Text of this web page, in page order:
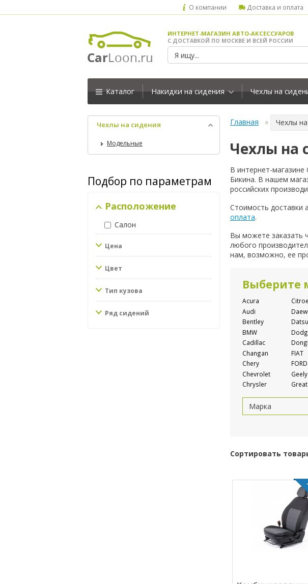
О компании Доставка и оплата
ИНТЕРНЕТ-МАГАЗИН АВТО-АКСЕССУАРОВ
С ДОСТАВКОЙ ПО МОСКВЕ И ВСЕЙ РОССИИ
Каталог Накидки на сидения Чехлы на
Чехлы на сидения
Модельные
Подбор по параметрам
Расположение
Салон
Цена
Цвет
Тип кузова
Ряд сидений
Главная Чехлы
Чехлы на
В интернет-
Бикина. В нашем
российских
Стоимость доставки
оплата.
Вы можете заказать
любого
нам, возможно, ее
Выберите
Acura
Audi
Bentley
BMW
Cadillac
Changan
Chery
Chevrolet
Chrysler
FIAT
FORD
Geely
Сортировать